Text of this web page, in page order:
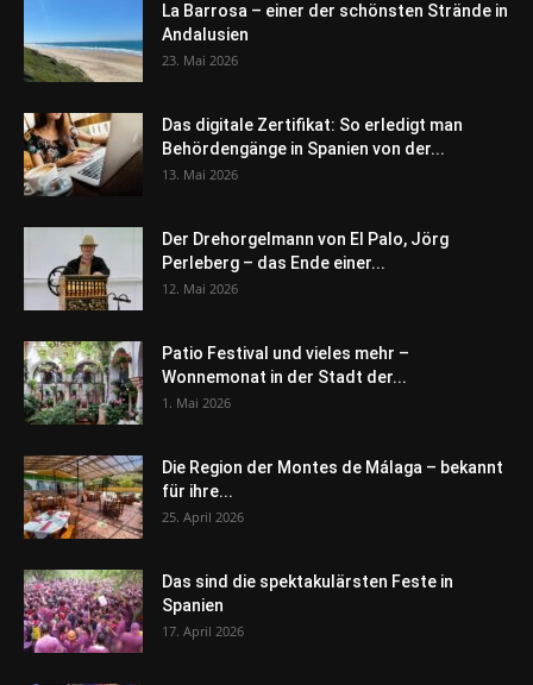
La Barrosa – einer der schönsten Strände in
Andalusien
23. Mai 2026
Das digitale Zertifikat: So erledigt man
Behördengänge in Spanien von der...
13. Mai 2026
Der Drehorgelmann von El Palo, Jörg
Perleberg – das Ende einer...
12. Mai 2026
Patio Festival und vieles mehr –
Wonnemonat in der Stadt der...
1. Mai 2026
Die Region der Montes de Málaga – bekannt
für ihre...
25. April 2026
Das sind die spektakulärsten Feste in
Spanien
17. April 2026